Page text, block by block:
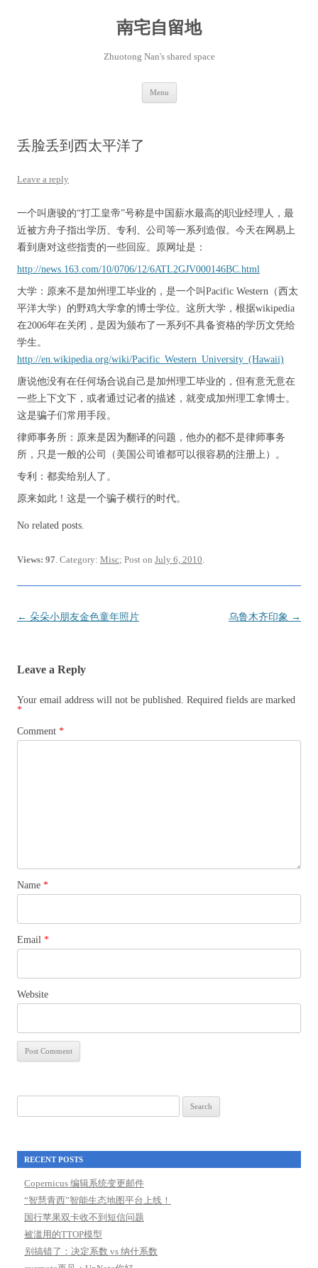
南宅自留地
Zhuotong Nan's shared space
Menu
丢脸丢到西太平洋了
Leave a reply
一个叫唐骏的“打工皇帝”号称是中国薪水最高的职业经理人，最
近被方舟子指出学历、专利、公司等一系列造假。今天在网易上
看到唐对这些指责的一些回应。原网址是：
http://news.163.com/10/0706/12/6ATL2GJV000146BC.html
大学：原来不是加州理工毕业的，是一个叫Pacific Western（西太
平洋大学）的野鸡大学拿的博士学位。这所大学，根据wikipedia
在2006年在关闭，是因为颁布了一系列不具备资格的学历文凭给
学生。
http://en.wikipedia.org/wiki/Pacific_Western_University_(Hawaii)
唐说他没有在任何场合说自己是加州理工毕业的，但有意无意在
一些上下文下，或者通过记者的描述，就变成加州理工拿博士。
这是骗子们常用手段。
律师事务所：原来是因为翻译的问题，他办的都不是律师事务
所，只是一般的公司（美国公司谁都可以很容易的注册上）。
专利：都卖给别人了。
原来如此！这是一个骗子横行的时代。
No related posts.
Views: 97. Category: Misc; Post on July 6, 2010.
Post
← 朵朵小朋友金色童年照片 乌鲁木齐印象 →
Leave a Reply
Your email address will not be published. Required fields are marked
*
Comment *
Name *
Email *
Website
for:
RECENT POSTS
Copernicus 编辑系统变更邮件
“智慧青西”智能生态地图平台上线！
国行苹果双卡收不到短信问题
被滥用的TTOP模型
别搞错了：决定系数 vs 纳什系数